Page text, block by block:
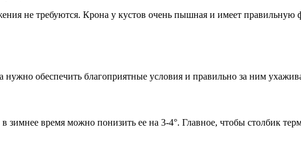
не требуются. Крона у кустов очень пышная и имеет правильную
обеспечить благоприятные условия и правильно за ним
зимнее время можно понизить ее на 3-4°. Главное, чтобы столбик